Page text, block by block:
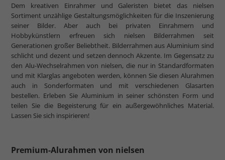
Dem kreativen Einrahmer und Galeristen bietet das nielsen
Sortiment unzählige Gestaltungsmöglichkeiten für die Inszenierung
seiner Bilder. Aber auch bei privaten Einrahmern und
Hobbykünstlern erfreuen sich nielsen Bilderrahmen seit
Generationen großer Beliebtheit. Bilderrahmen aus Aluminium sind
schlicht und dezent und setzen dennoch Akzente. Im Gegensatz zu
den Alu-Wechselrahmen von nielsen, die nur in Standardformaten
und mit Klarglas angeboten werden, können Sie diesen Alurahmen
auch in Sonderformaten und mit verschiedenen Glasarten
bestellen. Erleben Sie Aluminium in seiner schönsten Form und
teilen Sie die Begeisterung für ein außergewöhnliches Material.
Lassen Sie sich inspirieren!
Premium-Alurahmen von nielsen